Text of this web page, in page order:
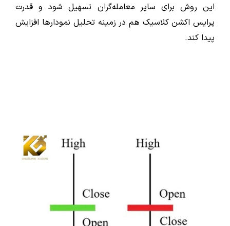
این روش برای سایر معامله‌گران تسهیل شود و قدرت
پرایس اکشن کلاسیک هم در زمینه تحلیل نمودارها افزایش
پیدا کند.